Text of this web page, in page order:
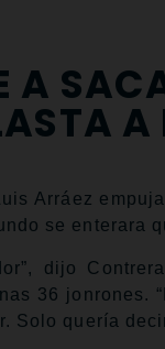
A
A
Arráez
se enterara
dijo
36 jonrones.
Solo quería